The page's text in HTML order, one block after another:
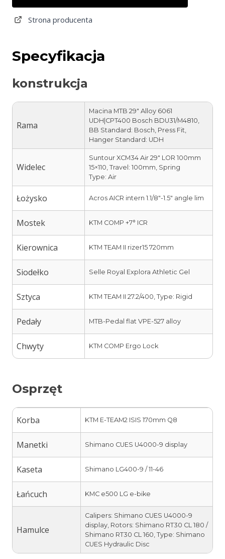
Strona producenta
Specyfikacja
konstrukcja
Rama
Macina MTB 29″ Alloy 6061
UDH|CPT400 Bosch BDU31/M4810,
BB Standard: Bosch, Press Fit,
Hanger Standard: UDH
Widelec
Suntour XCM34 Air 29″ LOR 100mm
15×110, Travel: 100mm, Spring
Type: Air
Łożysko Acros AICR intern 1.1/8″-1.5″ angle lim
Mostek KTM COMP +7° ICR
Kierownica KTM TEAM II rizer15 720mm
Siodełko Selle Royal Explora Athletic Gel
Sztyca KTM TEAM II 27.2/400, Type: Rigid
Pedały MTB-Pedal flat VPE-527 alloy
Chwyty KTM COMP Ergo Lock
Osprzęt
Korba KTM E-TEAM2 ISIS 170mm Q8
Manetki Shimano CUES U4000-9 display
Kaseta Shimano LG400-9 / 11-46
Łańcuch KMC e500 LG e-bike
Hamulce
Calipers: Shimano CUES U4000-9
display, Rotors: Shimano RT30 CL 180 /
Shimano RT30 CL 160, Type: Shimano
CUES Hydraulic Disc